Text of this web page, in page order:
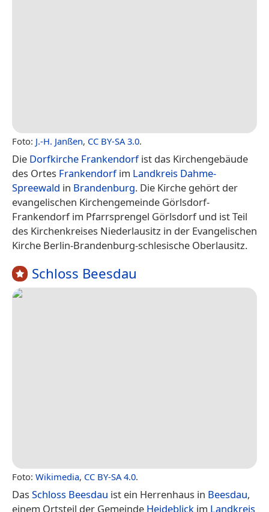
Foto: J.-H. Janßen, CC BY-SA 3.0.
Die Dorfkirche Frankendorfist das Kirchengebäude
des Ortes Frankendorfim Landkreis Dahme-
Spreewald in Brandenburg. Die Kirche gehört der
evangelischen Kirchengemeinde Görlsdorf-
Frankendorf im Pfarrsprengel Görlsdorf und ist Teil
des Kirchenkreises Niederlausitz in der Evangelischen
Kirche Berlin-Brandenburg-schlesische Oberlausitz.
Schloss Beesdau
Foto: Wikimedia, CC BY-SA 4.0.
Das Schloss Beesdau ist ein Herrenhaus in Beesdau,
einem Ortsteil der Gemeinde Heideblick im Landkreis